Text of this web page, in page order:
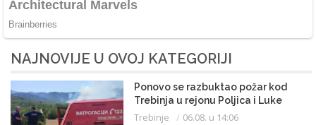
NAJNOVIJE U OVOJ KATEGORIJI
Ponovo se razbuktao požar kod
Trebinja u rejonu Poljica i Luke
Trebinje 06.08. u 14:06